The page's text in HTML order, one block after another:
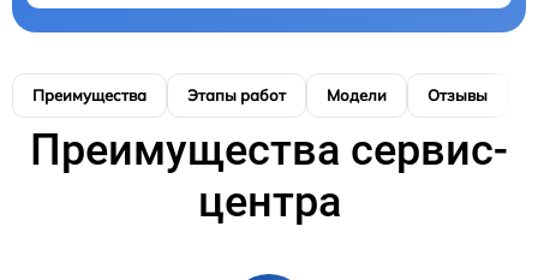
Преимущества Этапы работ Модели Отзывы
Преимущества сервис-
центра